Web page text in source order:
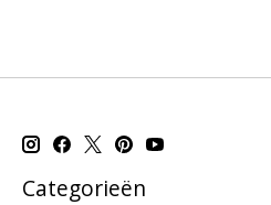
Categorieën